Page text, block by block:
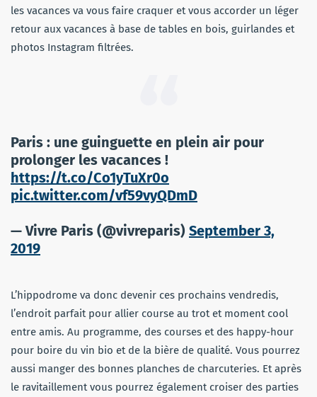
les vacances va vous faire craquer et vous accorder un léger
retour aux vacances à base de tables en bois, guirlandes et
photos Instagram filtrées.
Paris : une guinguette en plein air pour
prolonger les vacances !
https://t.co/Co1yTuXr0o
pic.twitter.com/vf59vyQDmD
— Vivre Paris (@vivreparis) September 3,
2019
L’hippodrome va donc devenir ces prochains vendredis,
l’endroit parfait pour allier course au trot et moment cool
entre amis. Au programme, des courses et des happy-hour
pour boire du vin bio et de la bière de qualité. Vous pourrez
aussi manger des bonnes planches de charcuteries. Et après
le ravitaillement vous pourrez également croiser des parties